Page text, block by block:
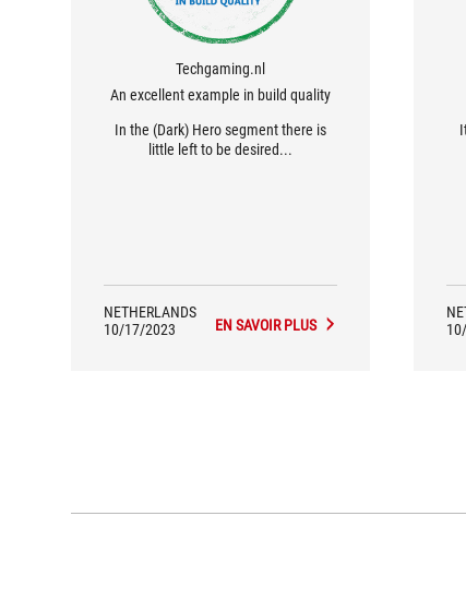
Techgaming.nl
An excellent example in build quality
In the (Dark) Hero segment there is
little left to be desired...
NETHERLANDS
10/17/2023
EN SAVOIR PLUS